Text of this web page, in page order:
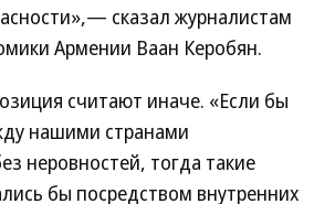
сказал журналистам
Армении Ваан Керобян.
считают иначе. «Если бы
нашими странами
неровностей, тогда такие
бы посредством внутренних